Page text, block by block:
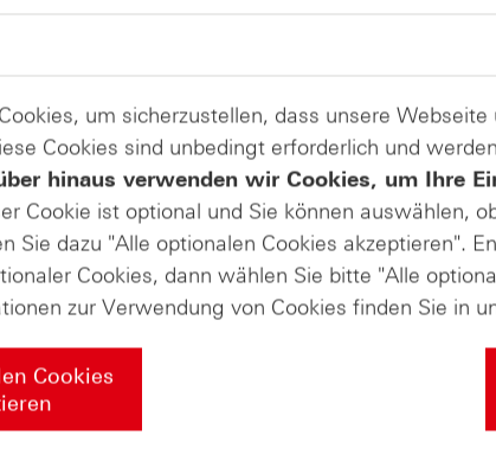
um sicherzustellen, dass unsere
Cookies sind unbedingt erforderlich und
hinaus verwenden wir Cookies, um Ihre
Cookie ist optional und Sie können auswählen,
Sie dazu "Alle optionalen Cookies akzeptieren".
Cookies, dann wählen Sie bitte "Alle
zur Verwendung von Cookies finden Sie in
Cookies